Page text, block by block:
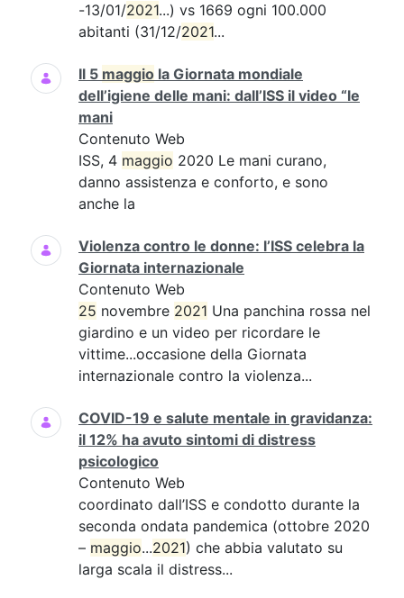
-13/01/2021...) vs 1669 ogni 100.000
abitanti (31/12/2021...
Il 5 maggio la Giornata mondiale
dell’igiene delle mani: dall’ISS il video “le
mani
Contenuto Web
ISS, 4 maggio 2020 Le mani curano,
danno assistenza e conforto, e sono
anche la
Violenza contro le donne: l’ISS celebra la
Giornata internazionale
Contenuto Web
25 novembre 2021 Una panchina rossa nel
giardino e un video per ricordare le
vittime...occasione della Giornata
internazionale contro la violenza...
COVID-19 e salute mentale in gravidanza:
il 12% ha avuto sintomi di distress
psicologico
Contenuto Web
coordinato dall’ISS e condotto durante la
seconda ondata pandemica (ottobre 2020
– maggio...2021) che abbia valutato su
larga scala il distress...